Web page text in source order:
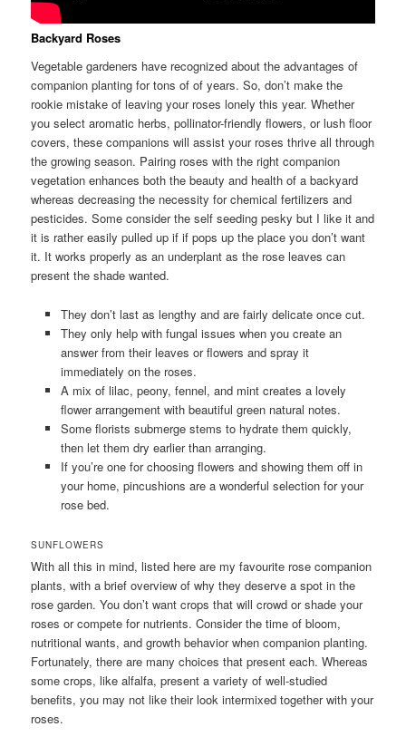
Backyard Roses
Vegetable gardeners have recognized about the advantages of
companion planting for tons of of years. So, don’t make the
rookie mistake of leaving your roses lonely this year. Whether
you select aromatic herbs, pollinator-friendly flowers, or lush floor
covers, these companions will assist your roses thrive all through
the growing season. Pairing roses with the right companion
vegetation enhances both the beauty and health of a backyard
whereas decreasing the necessity for chemical fertilizers and
pesticides. Some consider the self seeding pesky but I like it and
it is rather easily pulled up if if pops up the place you don’t want
it. It works properly as an underplant as the rose leaves can
present the shade wanted.
They don’t last as lengthy and are fairly delicate once cut.
They only help with fungal issues when you create an
answer from their leaves or flowers and spray it
immediately on the roses.
A mix of lilac, peony, fennel, and mint creates a lovely
flower arrangement with beautiful green natural notes.
Some florists submerge stems to hydrate them quickly,
then let them dry earlier than arranging.
If you’re one for choosing flowers and showing them off in
your home, pincushions are a wonderful selection for your
rose bed.
SUNFLOWERS
With all this in mind, listed here are my favourite rose companion
plants, with a brief overview of why they deserve a spot in the
rose garden. You don’t want crops that will crowd or shade your
roses or compete for nutrients. Consider the time of bloom,
nutritional wants, and growth behavior when companion planting.
Fortunately, there are many choices that present each. Whereas
some crops, like alfalfa, present a variety of well-studied
benefits, you may not like their look intermixed together with your
roses.